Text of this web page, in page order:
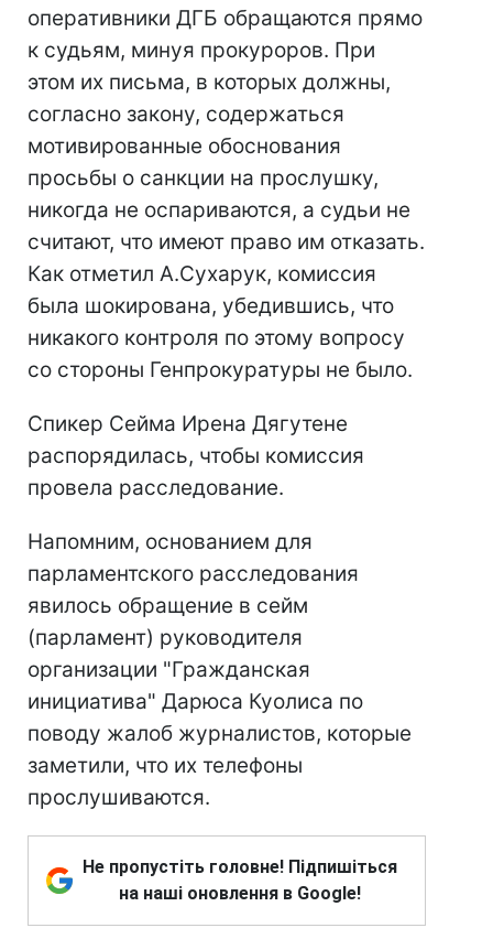
оперативники ДГБ обращаются прямо
к судьям, минуя прокуроров. При
этом их письма, в которых должны,
согласно закону, содержаться
мотивированные обоснования
просьбы о санкции на прослушку,
никогда не оспариваются, а судьи не
считают, что имеют право им отказать.
Как отметил А.Сухарук, комиссия
была шокирована, убедившись, что
никакого контроля по этому вопросу
со стороны Генпрокуратуры не было.
Спикер Сейма Ирена Дягутене
распорядилась, чтобы комиссия
провела расследование.
Напомним, основанием для
парламентского расследования
явилось обращение в сейм
(парламент) руководителя
организации "Гражданская
инициатива" Дарюса Куолиса по
поводу жалоб журналистов, которые
заметили, что их телефоны
прослушиваются.
Не пропустіть головне! Підпишіться
на наші оновлення в Google!